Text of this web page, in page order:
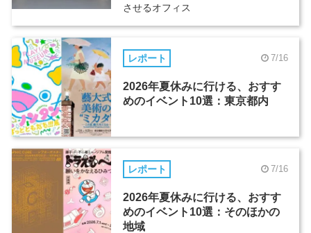
させるオフィス
レポート 7/16
2026年夏休みに行ける、おすす
めのイベント10選：東京都内
レポート 7/16
2026年夏休みに行ける、おすす
めのイベント10選：そのほかの
地域